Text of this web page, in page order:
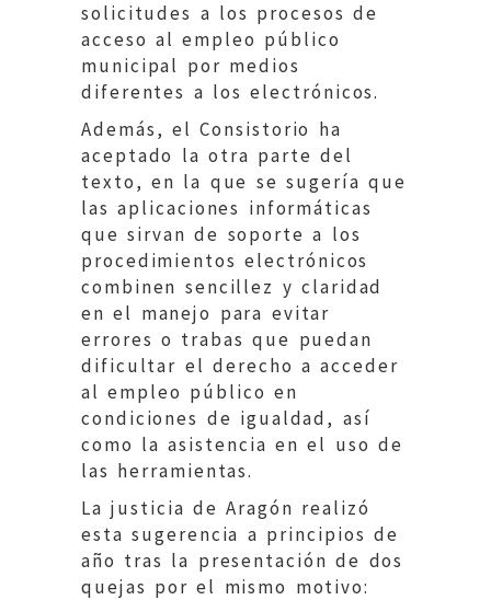
solicitudes a los procesos de
acceso al empleo público
municipal por medios
diferentes a los electrónicos.
Además, el Consistorio ha
aceptado la otra parte del
texto, en la que se sugería que
las aplicaciones informáticas
que sirvan de soporte a los
procedimientos electrónicos
combinen sencillez y claridad
en el manejo para evitar
errores o trabas que puedan
dificultar el derecho a acceder
al empleo público en
condiciones de igualdad, así
como la asistencia en el uso de
las herramientas.
La justicia de Aragón realizó
esta sugerencia a principios de
año tras la presentación de dos
quejas por el mismo motivo: